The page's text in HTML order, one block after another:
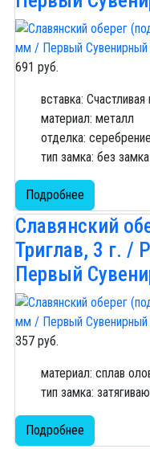
691 руб.
вставка:
материал: металл
отделка: серебрение
тип замка: без замка
Подробнее
Славянский
Триглав, 3 г. /
Первый
357 руб.
материал: сплав
тип замка:
Подробнее